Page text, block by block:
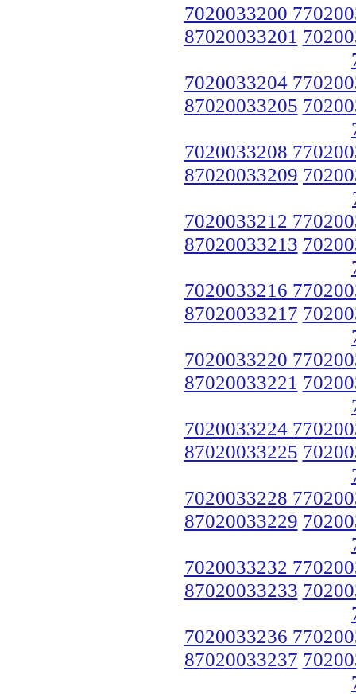
7020033200
87020033201
7020033204
87020033205
7020033208
87020033209
7020033212
87020033213
7020033216
87020033217
7020033220
87020033221
7020033224
87020033225
7020033228
87020033229
7020033232
87020033233
7020033236
87020033237